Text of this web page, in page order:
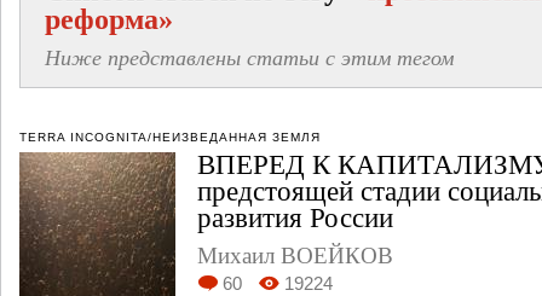
реформа»
Ниже представлены статьи с этим тегом
TERRA INCOGNITA/НЕИЗВЕДАННАЯ ЗЕМЛЯ
ВПЕРЕД К
предстоящей стадии
развития России
Михаил ВОЕЙКОВ
60 19224